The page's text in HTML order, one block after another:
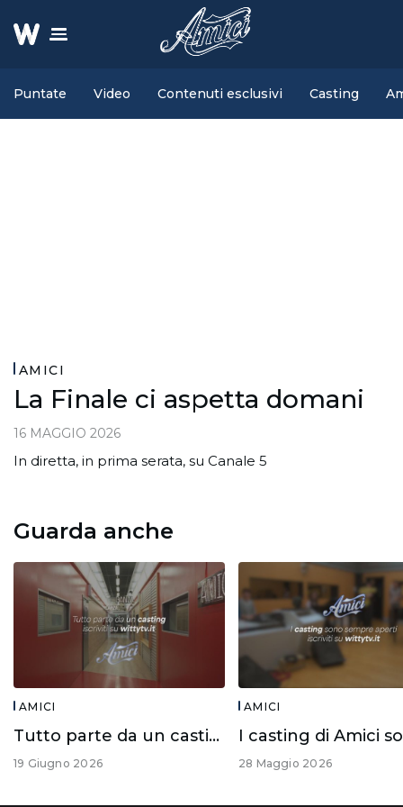
Puntate Video Contenuti esclusivi Casting
AMICI
La Finale ci aspetta domani
16 MAGGIO 2026
In diretta, in prima serata, su Canale 5
Guarda anche
AMICI
Tutto parte da un casting!
19 Giugno 2026
AMICI
28 Maggio 2026